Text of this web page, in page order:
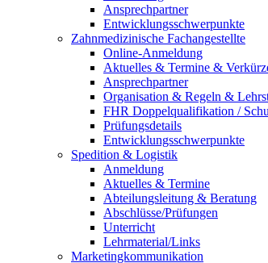
Ansprechpartner
Entwicklungsschwerpunkte
Zahnmedizinische Fachangestellte
Online-Anmeldung
Aktuelles & Termine &
Ansprechpartner
Organisation & Regeln &
FHR Doppelqualifikation /
Prüfungsdetails
Entwicklungsschwerpunkte
Spedition & Logistik
Anmeldung
Aktuelles & Termine
Abteilungsleitung & Beratung
Abschlüsse/Prüfungen
Unterricht
Lehrmaterial/Links
Marketingkommunikation